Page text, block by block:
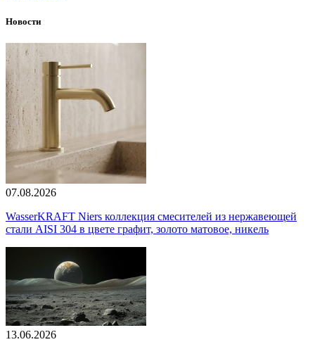
Новости
07.08.2026
WasserKRAFT Niers коллекция смесителей из нержавеющей
стали AISI 304 в цвете графит, золото матовое, никель
13.06.2026